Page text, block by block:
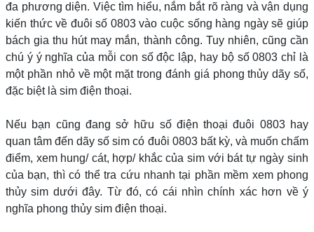
đa phương diện. Việc tìm hiểu, nắm bắt rõ ràng và vận dụng
kiến thức về đuôi số 0803 vào cuộc sống hàng ngày sẽ giúp
bách gia thu hút may mắn, thành công. Tuy nhiên, cũng cần
chú ý ý nghĩa của mỗi con số độc lập, hay bộ số 0803 chỉ là
một phần nhỏ về một mặt trong đánh giá phong thủy dãy số,
đặc biệt là sim điện thoại.
Nếu bạn cũng đang sở hữu số điện thoại đuôi 0803 hay
quan tâm đến dãy số sim có đuôi 0803 bất kỳ, và muốn chấm
điểm, xem hung/ cát, hợp/ khắc của sim với bát tự ngày sinh
của bạn, thì có thể tra cứu nhanh tại phần mềm xem phong
thủy sim dưới đây. Từ đó, có cái nhìn chính xác hơn về ý
nghĩa phong thủy sim điện thoại.